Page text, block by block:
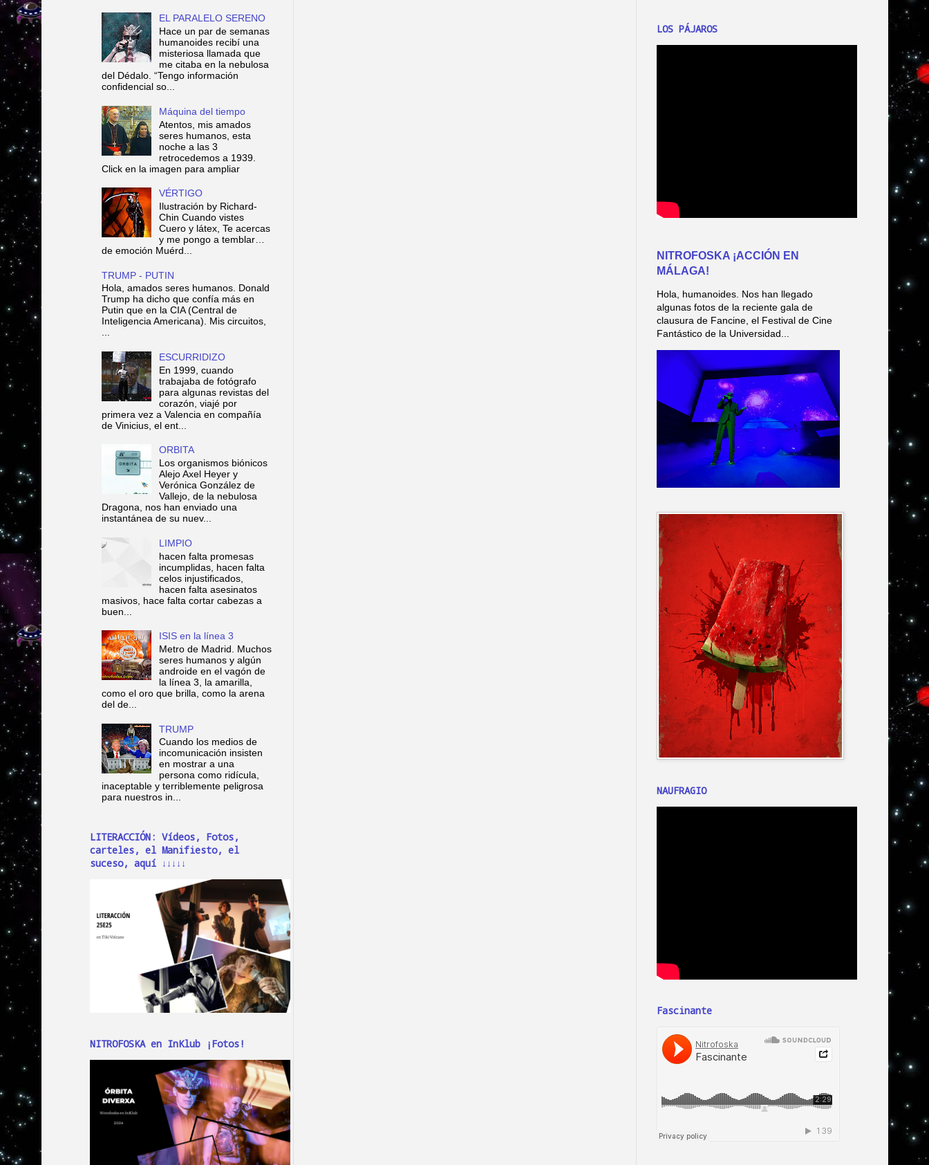
EL PARALELO SERENO
Hace un par de semanas
humanoides recibí una
misteriosa llamada que
me citaba en la nebulosa
del Dédalo. “Tengo información
confidencial so...
Máquina del tiempo
Atentos, mis amados
seres humanos, esta
noche a las 3
retrocedemos a 1939.
Click en la imagen para ampliar
VÉRTIGO
Ilustración by Richard-
Chin Cuando vistes
Cuero y látex, Te acercas
y me pongo a temblar…
de emoción Muérd...
TRUMP - PUTIN
Hola, amados seres humanos. Donald
Trump ha dicho que confía más en
Putin que en la CIA (Central de
Inteligencia Americana). Mis circuitos,
...
ESCURRIDIZO
En 1999, cuando
trabajaba de fotógrafo
para algunas revistas del
corazón, viajé por
primera vez a Valencia en compañía
de Vinicius, el ent...
ORBITA
Los organismos biónicos
Alejo Axel Heyer y
Verónica González de
Vallejo, de la nebulosa
Dragona, nos han enviado una
instantánea de su nuev...
LIMPIO
hacen falta promesas
incumplidas, hacen falta
celos injustificados,
hacen falta asesinatos
masivos, hace falta cortar cabezas a
buen...
ISIS en la línea 3
Metro de Madrid. Muchos
seres humanos y algún
androide en el vagón de
la línea 3, la amarilla,
como el oro que brilla, como la arena
del de...
TRUMP
Cuando los medios de
incomunicación insisten
en mostrar a una
persona como ridícula,
inaceptable y terriblemente peligrosa
para nuestros in...
LITERACCIÓN: Vídeos, Fotos,
carteles, el Manifiesto, el
suceso, aquí ↓↓↓↓↓
NITROFOSKA en InKlub ¡Fotos!
LOS PÁJAROS
NITROFOSKA ¡ACCIÓN EN
MÁLAGA!
Hola, humanoides. Nos han llegado
algunas fotos de la reciente gala de
clausura de Fancine, el Festival de Cine
Fantástico de la Universidad...
NAUFRAGIO
Fascinante